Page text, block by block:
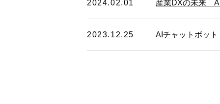
2024.02.01 産業DXの未来 AI
2023.12.25 AIチャットボッ